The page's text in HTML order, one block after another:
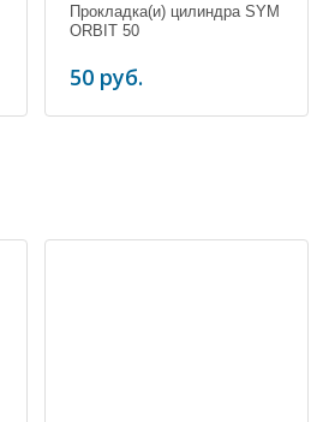
Прокладка(и) цилиндра SYM
ORBIT 50
50 руб.